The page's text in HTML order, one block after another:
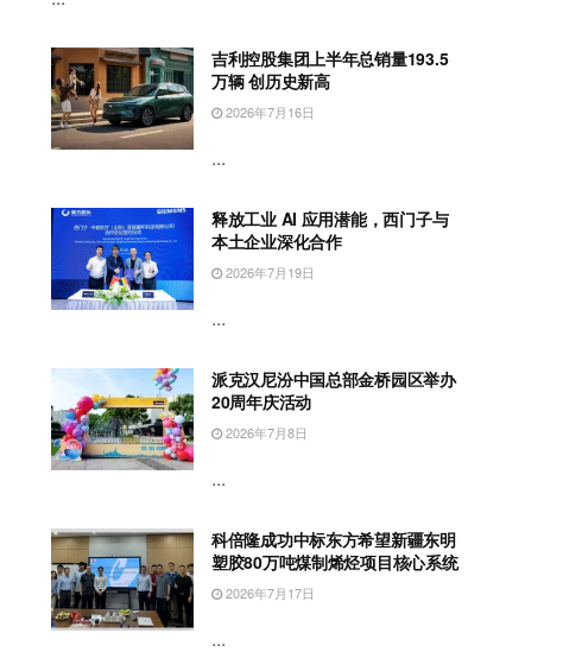
吉利控股集团上半年总销量193.5
万辆 创历史新高
2026年7月16日
...
释放工业 AI 应用潜能，西门子与
本土企业深化合作
2026年7月19日
...
派克汉尼汾中国总部金桥园区举办
20周年庆活动
2026年7月8日
...
科倍隆成功中标东方希望新疆东明
塑胶80万吨煤制烯烃项目核心系统
2026年7月17日
...